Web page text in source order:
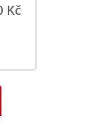
Kč